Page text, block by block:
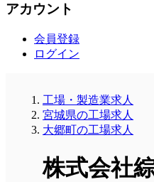
アカウント
会員登録
ログイン
工場・製造業求人
宮城県の工場求人
大郷町の工場求人
株式会社